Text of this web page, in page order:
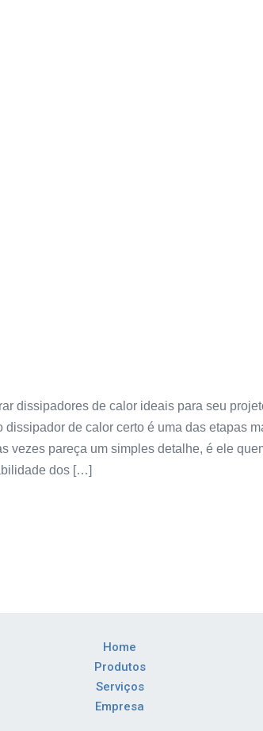
dissipadores de calor ideais para seu
de calor certo é uma das etapas
vezes pareça um simples detalhe, é ele
dos […]
Home
Produtos
Serviços
Empresa